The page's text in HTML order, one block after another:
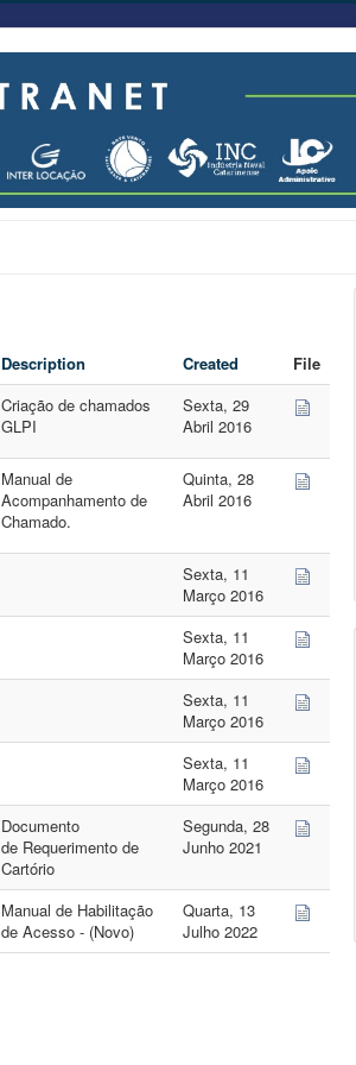
Description Created
File
Criação de chamados
GLPI
Sexta, 29
Abril 2016
Manual de
Acompanhamento de
Chamado.
Quinta, 28
Abril 2016
Sexta, 11
Março 2016
Sexta, 11
Março 2016
Sexta, 11
Março 2016
Sexta, 11
Março 2016
Documento
de Requerimento de
Cartório
Segunda, 28
Junho 2021
Manual de Habilitação
de Acesso - (Novo)
Quarta, 13
Julho 2022